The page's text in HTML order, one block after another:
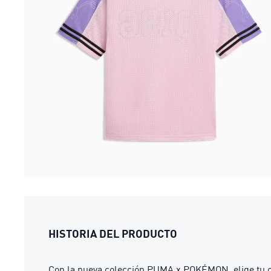
HISTORIA DEL PRODUCTO